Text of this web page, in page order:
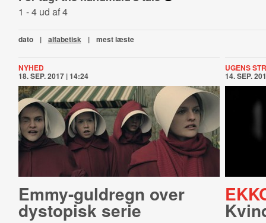
1 - 4 ud af 4
dato | alfabetisk | mest læste
NYHED
18. SEP. 2017 | 14:24
Emmy-guldregn over
dystopisk serie
UGENS
14. SEP.